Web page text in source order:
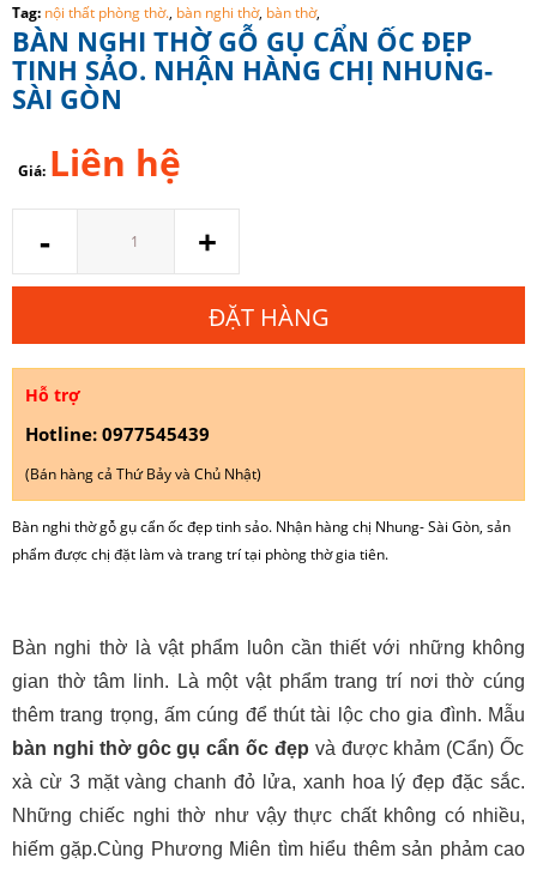
Tag: nội thất phòng thờ., bàn nghi thờ, bàn thờ,
BÀN NGHI THỜ GỖ GỤ CẨN ỐC ĐẸP
TINH SẢO. NHẬN HÀNG CHỊ NHUNG-
SÀI GÒN
Giá: Liên hệ
- +
ĐẶT HÀNG
Hỗ trợ
Hotline: 0977545439
(Bán hàng cả Thứ Bảy và Chủ Nhật)
Bàn nghi thờ gỗ gụ cẩn ốc đẹp tinh sảo. Nhận hàng chị Nhung- Sài Gòn, sản
phẩm được chị đặt làm và trang trí tại phòng thờ gia tiên.
Bàn nghi thờ là vật phẩm luôn cần thiết với những không
gian thờ tâm linh. Là một vật phẩm trang trí nơi thờ cúng
thêm trang trọng, ấm cúng để thút tài lộc cho gia đình. Mẫu
bàn nghi thờ gôc gụ cẩn ốc đẹp và được khảm (Cẩn) Ốc
xà cừ 3 mặt vàng chanh đỏ lửa, xanh hoa lý đẹp đặc sắc.
Những chiếc nghi thờ như vậy thực chất không có nhiều,
hiếm gặp.Cùng Phương Miên tìm hiểu thêm sản phảm cao